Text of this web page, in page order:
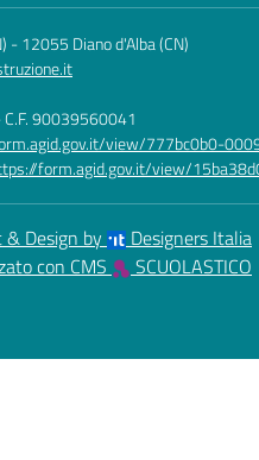
-12055 Diano d'Alba (CN)
C.F. 90039560041
view/777bc0b0-
form.agid.gov.it/view/
& Design by
Designers Italia
con CMS
SCUOLASTICO